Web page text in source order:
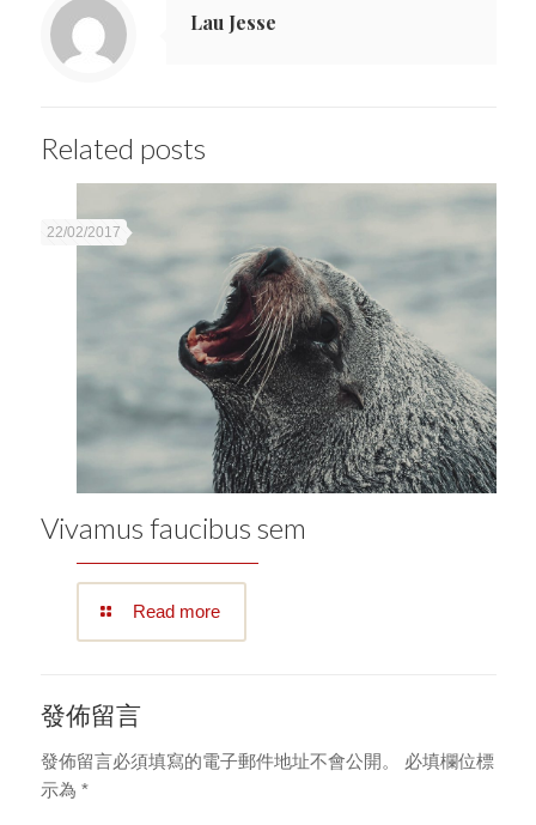
Lau Jesse
Related posts
22/02/2017
Vivamus faucibus sem
Read more
發佈留言
發佈留言必須填寫的電子郵件地址不會公開。
必填欄位標
示為 *